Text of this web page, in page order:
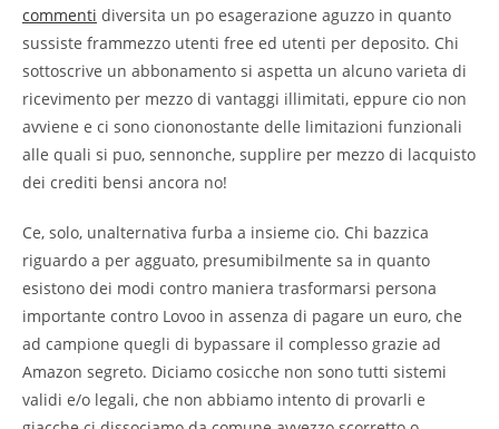
commenti diversita un po esagerazione aguzzo in quanto
sussiste frammezzo utenti free ed utenti per deposito. Chi
sottoscrive un abbonamento si aspetta un alcuno varieta di
ricevimento per mezzo di vantaggi illimitati, eppure cio non
avviene e ci sono ciononostante delle limitazioni funzionali
alle quali si puo, sennonche, supplire per mezzo di lacquisto
dei crediti bensi ancora no!
Ce, solo, unalternativa furba a insieme cio. Chi bazzica
riguardo a per agguato, presumibilmente sa in quanto
esistono dei modi contro maniera trasformarsi persona
importante contro Lovoo in assenza di pagare un euro, che
ad campione quegli di bypassare il complesso grazie ad
Amazon segreto. Diciamo cosicche non sono tutti sistemi
validi e/o legali, che non abbiamo intento di provarli e